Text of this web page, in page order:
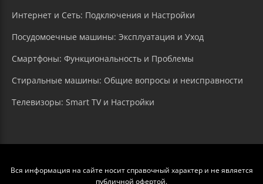
Интернет и Сеть: Подключения и Настройки
Посудомоечные машины: Эксплуатация и Уход
Смартфоны: Функциональность и Проблемы
Стиральные машины: Общие вопросы и неисправности
Телевизоры: Smart TV и Настройки
Вся информация на сайте носит справочный характер и не является
публичной офертой.